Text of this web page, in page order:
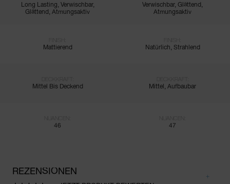
Long Lasting, Verwischbar,
Glättend, Atmungsaktiv
Mattierend
Mittel Bis Deckend
46
Verwischbar, Glättend,
Atmungsaktiv
Natürlich, Strahlend
Mittel, Aufbaubar
47
REZENSIONEN